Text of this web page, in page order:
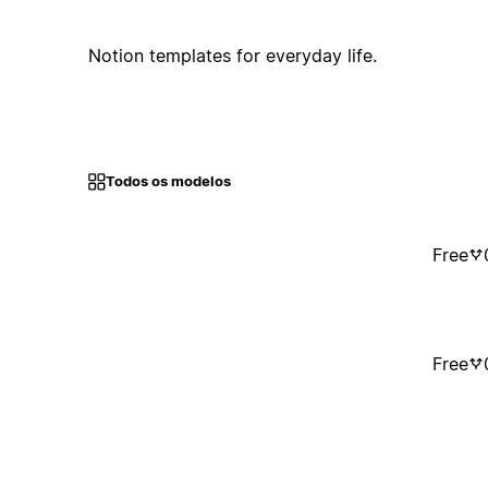
Notion templates for everyday life.
Todos os modelos
Free
Free